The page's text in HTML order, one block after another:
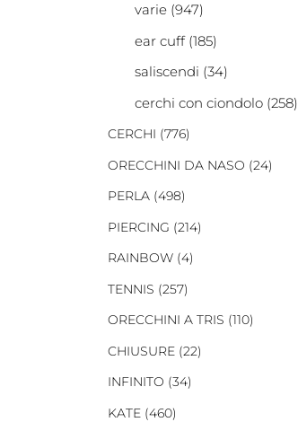
varie (947)
ear cuff (185)
saliscendi (34)
cerchi con ciondolo (258)
CERCHI (776)
ORECCHINI DA NASO (24)
PERLA (498)
PIERCING (214)
RAINBOW (4)
TENNIS (257)
ORECCHINI A TRIS (110)
CHIUSURE (22)
INFINITO (34)
KATE (460)